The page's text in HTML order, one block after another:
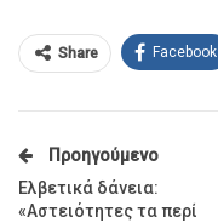
Share Facebook
Προηγούμενο
Ελβετικά δάνεια:
«Αστειότητες τα περί